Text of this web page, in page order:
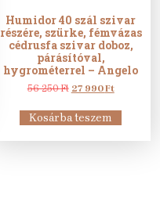
Humidor 40 szál szivar
részére, szürke, fémvázas
cédrusfa szivar doboz,
párásítóval,
hygrométerrel – Angelo
56 250Ft Original
was:
56
27 990FtCurrent
is:
27
Kosárba teszem